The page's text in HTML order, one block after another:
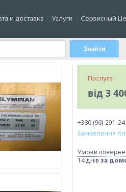
и доставка Услуги Сервисный
Знайти
Послуга
від3
+380 (96) 291-
Замовлення
14 днів за